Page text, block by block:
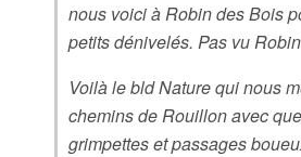
nous voici à Robin des Bois
petits dénivelés. Pas vu
Voilà le bld Nature qui nous
chemins de Rouillon avec
grimpettes et passages